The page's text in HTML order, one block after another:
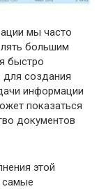
мы часто
большим
быстро
для создания
информации
показаться
документов
этой
самые